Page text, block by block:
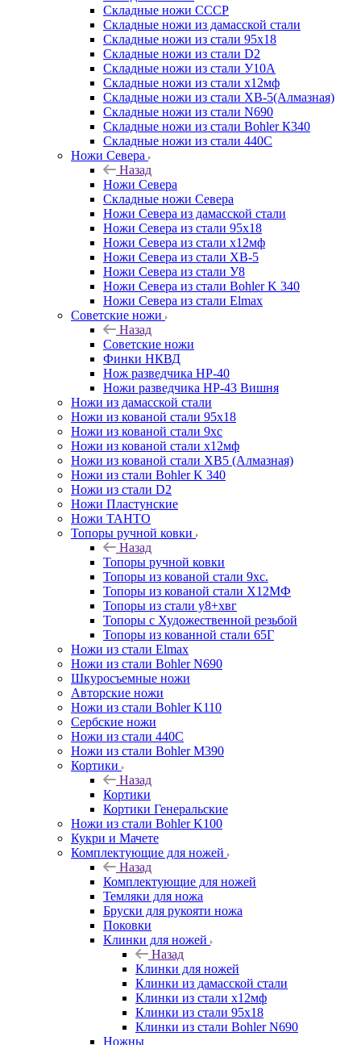
Cкладные ножи СССР
Складные ножи из дамасской стали
Складные ножи из стали 95х18
Складные ножи из стали D2
Складные ножи из стали У10А
Складные ножи из стали х12мф
Складные ножи из стали ХВ-5(Алмазная)
Складные ножи из стали N690
Складные ножи из стали Bohler К340
Складные ножи из стали 440С
Ножи Севера
Назад
Ножи Севера
Складные ножи Севера
Ножи Севера из дамасской стали
Ножи Севера из стали 95х18
Ножи Севера из стали х12мф
Ножи Севера из стали ХВ-5
Ножи Севера из стали У8
Ножи Севера из стали Bohler K 340
Ножи Севера из стали Elmax
Советские ножи
Назад
Советские ножи
Финки НКВД
Нож разведчика НР-40
Ножи разведчика НР-43 Вишня
Ножи из дамасской стали
Ножи из кованой стали 95х18
Ножи из кованой стали 9хс
Ножи из кованой стали х12мф
Ножи из кованой стали ХВ5 (Алмазная)
Ножи из стали Bohler K 340
Ножи из стали D2
Ножи Пластунские
Ножи ТАНТО
Топоры ручной ковки
Назад
Топоры ручной ковки
Топоры из кованой стали 9хс.
Топоры из кованой стали Х12МФ
Топоры из стали у8+хвг
Топоры с Художественной резьбой
Топоры из кованной стали 65Г
Ножи из стали Elmax
Ножи из стали Bohler N690
Шкуросъемные ножи
Авторские ножи
Ножи из стали Bohler K110
Сербские ножи
Ножи из стали 440С
Ножи из стали Bohler M390
Кортики
Назад
Кортики
Кортики Генеральские
Ножи из стали Bohler K100
Кукри и Мачете
Комплектующие для ножей
Назад
Комплектующие для ножей
Темляки для ножа
Бруски для рукояти ножа
Поковки
Клинки для ножей
Назад
Клинки для ножей
Клинки из дамасской стали
Клинки из стали х12мф
Клинки из стали 95х18
Клинки из стали Bohler N690
Ножны